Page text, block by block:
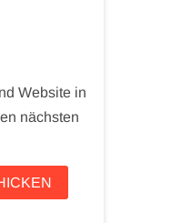
Website in
nächsten